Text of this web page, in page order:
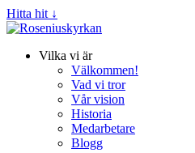
Hitta hit ↓
Vilka vi är
Välkommen!
Vad vi tror
Vår vision
Historia
Medarbetare
Blogg